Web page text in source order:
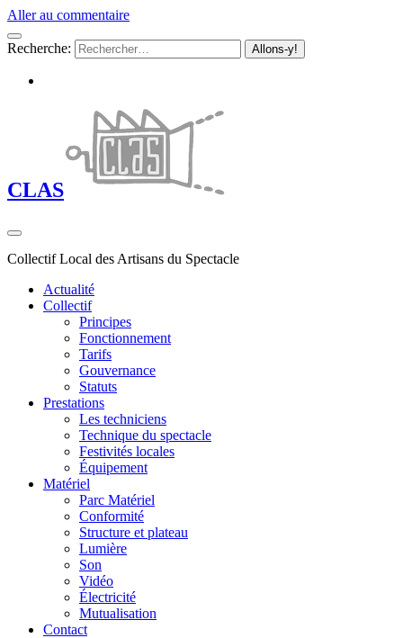
Aller au commentaire
Recherche:
CLAS
Collectif Local des Artisans du Spectacle
Actualité
Collectif
Principes
Fonctionnement
Tarifs
Gouvernance
Statuts
Prestations
Les techniciens
Technique du spectacle
Festivités locales
Équipement
Matériel
Parc Matériel
Conformité
Structure et plateau
Lumière
Son
Vidéo
Électricité
Mutualisation
Contact